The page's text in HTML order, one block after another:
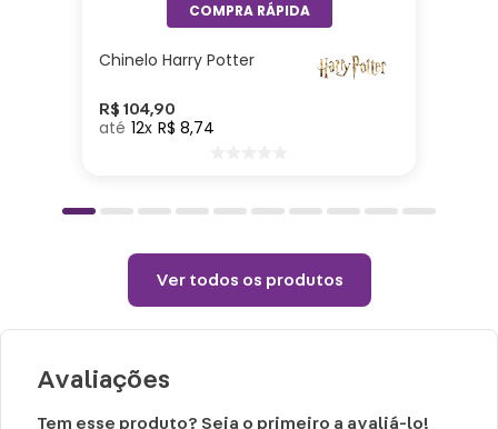
Altura: 23,5cm| Largura: 7cm| Comprimento:
4cm| Capacidade: 500ml| Material: Aço
Não preencha com líquidos até a superfície,
deixe pelo menos 1,5cm de espaço para
Choques ou quedas podem trincar ou
quebrar o produto.
Chinelo Harry Potter
R$ 104,90
12 R$ 8,74
Ver todos os produtos
Avaliações
Tem esse produto? Seja o primeiro a avaliá-lo!